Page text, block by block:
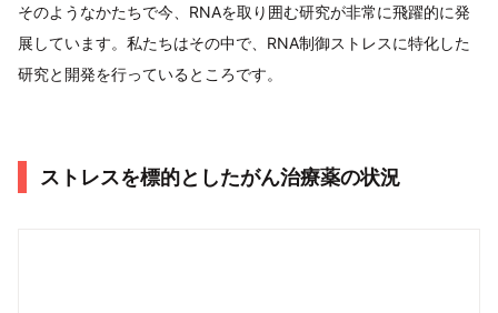
そのようなかたちで今、RNAを取り囲む研究が非常に飛躍的に発
展しています。私たちはその中で、RNA制御ストレスに特化した
研究と開発を行っているところです。
ストレスを標的としたがん治療薬の状況